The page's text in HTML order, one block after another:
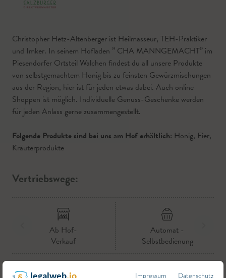
Christopher Hetz-Altenberger ist Heilmasseur, TEH-Praktiker
und Imker. In seinem Hofladen ” CHA MANNGEMACHT” im
Piesendorfer Ortsteil Walchen findest du all unsere Produkte
von selbstgemachtem Honig bis zu feinsten Gewürzmischungen
aus der Region, hier ist für jeden etwas dabei. Auch online
Shoppen ist möglich. Individuelle Genuss-Geschenke werden
für jeden Anlass gerne zusammengestellt.
Folgende Produkte sind bei uns am Hof erhältlich: Honig, Eier,
Kräuterprodukte
Vertriebswege:
Ab Hof-
Verkauf
Automat -
Selbstbedienung
Impressum Datenschutz